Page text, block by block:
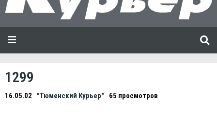
1299
16.05.02 "Тюменский Курьер" 65 просмотров